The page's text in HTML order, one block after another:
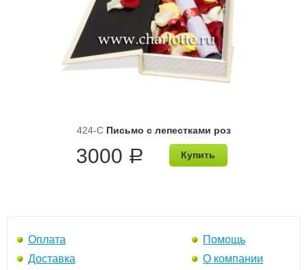
424-C Письмо с лепестками роз
3000 a Купить
Оплата
Доставка
Помощь
О компании